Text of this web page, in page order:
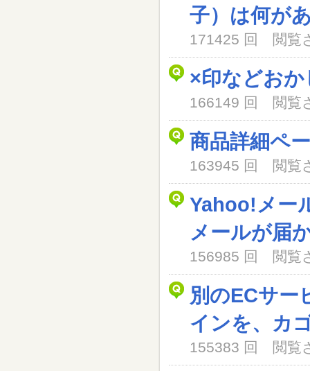
子）は何が
171425 回 閲覧
×印などお
166149 回 閲覧
商品詳細ペ
163945 回 閲覧
Yahoo!メー
メールが届
156985 回 閲覧
別のECサー
インを、カ
155383 回 閲覧